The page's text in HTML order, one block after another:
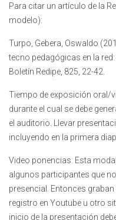
Para citar un artículo de la
modelo):
Turpo, Gebera, Oswaldo
tecno pedagógicas en la
Boletín Redipe, 825, 22-42.
Tiempo de exposición oral/
durante el cual se debe
el auditorio. Llevar
incluyendo en la primera
Video ponencias: Esta
algunos participantes que
presencial. Entonces
registro en Youtube u otro
inicio de la presentación